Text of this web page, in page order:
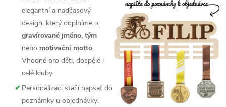
elegantní a nadčasový
design, který doplníme o
gravírované jméno, tým
nebo motivační motto.
Vhodné pro děti, dospělé i
celé kluby.
✔ Personalizaci stačí napsat do
poznámky u objednávky.